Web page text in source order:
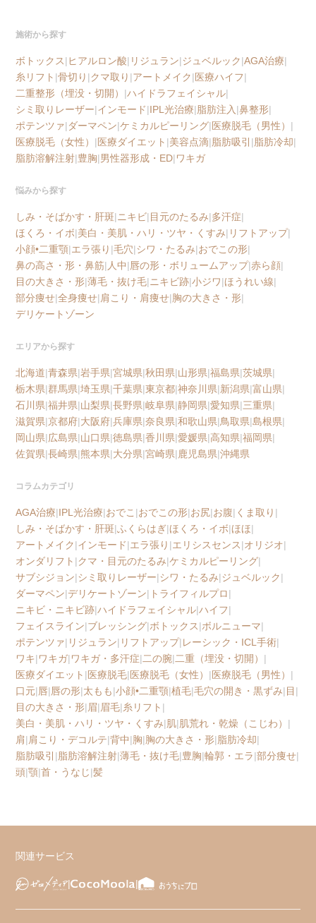
施術から探す
ボトックス|ヒアルロン酸| リジュラン|ジュベルック|AGA治療|
糸リフト |骨切り |クマ取り |アートメイク|医療ハイフ|
二重整形（埋没・切開） |ハイドラフェイシャル|
シミ取りレーザー|インモード|IPL光治療|脂肪注入 |鼻整形|
ポテンツァ|ダーマペン|ケミカルピーリング|医療脱毛（男性） |
医療脱毛（女性） |医療ダイエット |美容点滴|脂肪吸引 |脂肪冷却|
脂肪溶解注射|豊胸|男性器形成・ED|ワキガ
悩みから探す
しみ・そばかす・肝斑| ニキビ|目元のたるみ|多汗症|
ほくろ・イボ|美白・美肌・ハリ・ツヤ・くすみ| リフトアップ|
小顔•二重顎|エラ張り |毛穴|シワ・たるみ|おでこの形|
鼻の高さ・形・鼻筋| 人中|唇の形・ボリュームアップ|赤ら顔|
目の大きさ・形|薄毛・抜け毛| ニキビ跡|小ジワ|ほうれい線|
部分痩せ|全身痩せ|肩こり・肩痩せ|胸の大きさ・形|
デリケートゾーン
エリアから探す
北海道|青森県|岩手県|宮城県|秋田県|山形県|福島県|茨城県|
栃木県|群馬県|埼玉県|千葉県|東京都|神奈川県|新潟県|富山県|
石川県|福井県|山梨県|長野県|岐阜県|静岡県|愛知県|三重県|
滋賀県|京都府|大阪府|兵庫県|奈良県|和歌山県|鳥取県|島根県|
岡山県|広島県|山口県|徳島県|香川県|愛媛県|高知県|福岡県|
佐賀県|長崎県|熊本県|大分県|宮崎県|鹿児島県|沖縄県
コラムカテゴリ
AGA治療|IPL光治療|おでこ |おでこの形|お尻|お腹| くま取り |
しみ・そばかす・肝斑|ふくらはぎ|ほくろ・イボ|ほほ|
アートメイク|インモード|エラ張り |エリシスセンス|オリジオ|
オンダリフト |クマ・目元のたるみ|ケミカルピーリング|
サブシジョン|シミ取りレーザー|シワ・たるみ|ジュベルック|
ダーマペン|デリケートゾーン| トライフィルプロ|
ニキビ・ニキビ跡|ハイドラフェイシャル|ハイフ|
フェイスライン|ブレッシング|ボトックス|ボルニューマ|
ポテンツァ| リジュラン| リフトアップ|レーシック・ICL手術|
ワキ|ワキガ|ワキガ・多汗症|二の腕|二重（埋没・切開） |
医療ダイエット |医療脱毛|医療脱毛（女性） |医療脱毛（男性） |
口元|唇|唇の形|太もも|小顔•二重顎|植毛|毛穴の開き・黒ずみ|目 |
目の大きさ・形|眉|眉毛|糸リフト |
美白・美肌・ハリ・ツヤ・くすみ|肌|肌荒れ・乾燥（こじわ） |
肩|肩こり・デコルテ|背中|胸|胸の大きさ・形|脂肪冷却|
脂肪吸引 |脂肪溶解注射|薄毛・抜け毛|豊胸|輪郭・エラ|部分痩せ|
頭|顎|首・うなじ|髪
関連サービス